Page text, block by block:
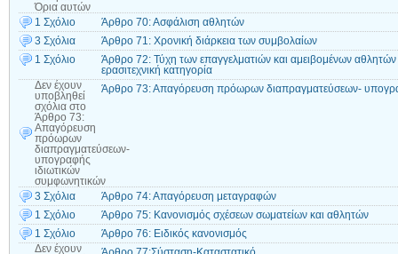
Όρια αυτών
1 Σχόλιο
Άρθρο 70: Ασφάλιση αθλητών
3 Σχόλια
Άρθρο 71: Χρονική διάρκεια των συμβολαίων
1 Σχόλιο
Άρθρο 72: Τύχη των επαγγελματιών και αμειβομένων
ερασιτεχνική κατηγορία
Δεν έχουν
υποβληθεί
σχόλια στο
Άρθρο 73:
Απαγόρευση
πρόωρων
διαπραγματεύσεων-
υπογραφής
ιδιωτικών
συμφωνητικών
Άρθρο 73: Απαγόρευση πρόωρων διαπραγματεύσεων-
3 Σχόλια
Άρθρο 74: Απαγόρευση μεταγραφών
1 Σχόλιο
Άρθρο 75: Κανονισμός σχέσεων σωματείων και αθλητών
1 Σχόλιο
Άρθρο 76: Ειδικός κανονισμός
Δεν έχουν